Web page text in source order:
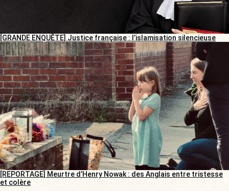
[GRANDE ENQUÊTE] Justice française : l’islamisation silencieuse
[REPORTAGE] Meurtre d’Henry Nowak : des Anglais entre tristesse
et colère